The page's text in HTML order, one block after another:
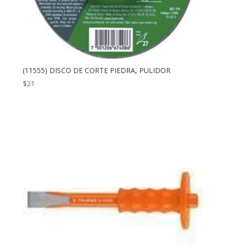
(11555) DISCO DE CORTE PIEDRA, PULIDOR
$21